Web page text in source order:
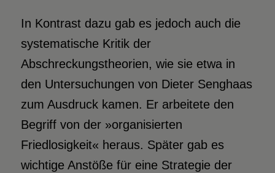
In Kontrast dazu gab es jedoch auch die
systematische Kritik der
Abschreckungstheorien, wie sie etwa in
den Untersuchungen von Dieter Senghaas
zum Ausdruck kamen. Er arbeitete den
Begriff von der »organisierten
Friedlosigkeit« heraus. Später gab es
wichtige Anstöße für eine Strategie der